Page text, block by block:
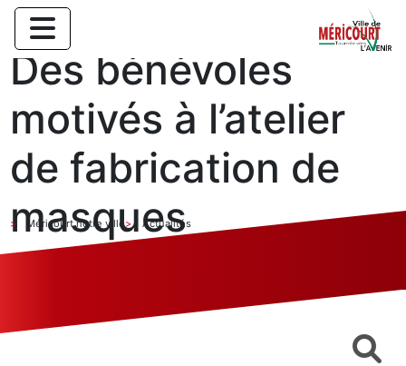
Des bénévoles
motivés à l’atelier
de fabrication de
masques
Méricourt notre ville Actualités